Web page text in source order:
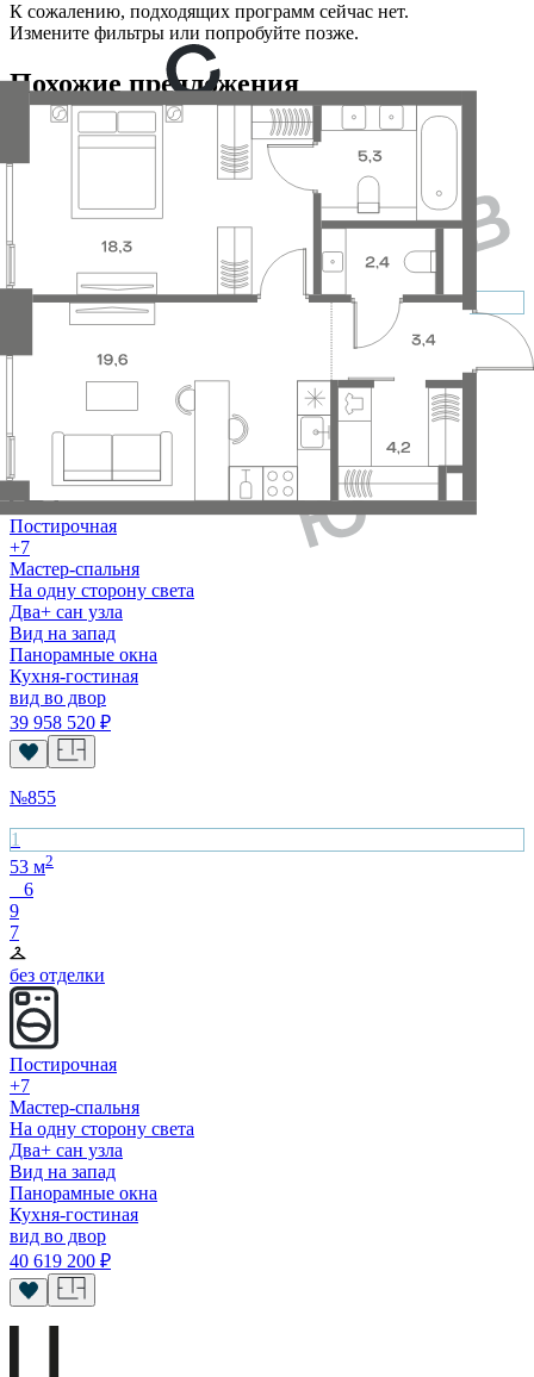
К сожалению, подходящих программ сейчас нет.
Измените фильтры или попробуйте позже.
Похожие предложения
Тип Площадь
6
без отделки
Постирочная
+7
Мастер-спальня
На одну сторону света
Два+ сан узла
Вид на запад
Панорамные окна
Кухня-гостиная
вид во двор
39 958 520 ₽
№855
1
53 м2
6
9
7
без отделки
Постирочная
+7
Мастер-спальня
На одну сторону света
Два+ сан узла
Вид на запад
Панорамные окна
Кухня-гостиная
вид во двор
40 619 200 ₽